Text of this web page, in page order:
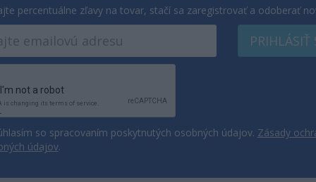
percentuálne zľavy na tovar, stačí sa zaregistrovať a odoberať
PRIHLÁSIŤ
so spracovaním poskytnutých osobných údajov. Zásady
údajov.